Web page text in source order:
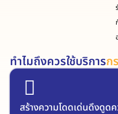
ทำไมถึงควรใช้บริการก
สร้างความโดดเด่นดึงดูดค